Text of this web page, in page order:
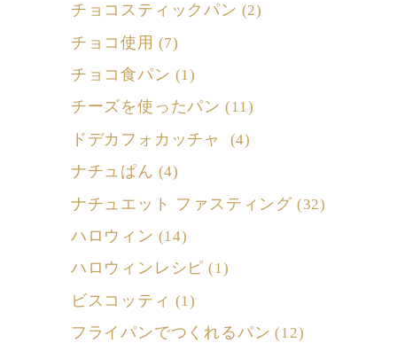
チョコスティックパン (2)
チョコ使用 (7)
チョコ食パン (1)
チーズを使ったパン (11)
ドデカフォカッチャ (4)
ナチュぱん (4)
ナチュエット ファスティング (32)
ハロウィン (14)
ハロウィンレシピ (1)
ビスコッティ (1)
フライパンでつくれるパン (12)